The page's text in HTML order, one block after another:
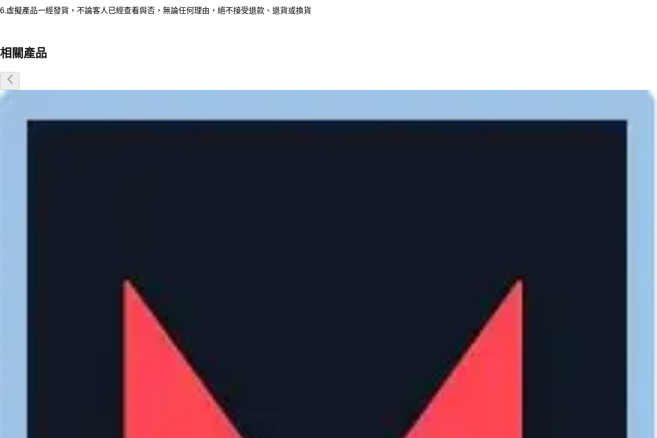
6.虛擬產品一經發貨，不論客人已經查看與否，無論任何理由，絕不接受退款、退貨或換貨
相關產品